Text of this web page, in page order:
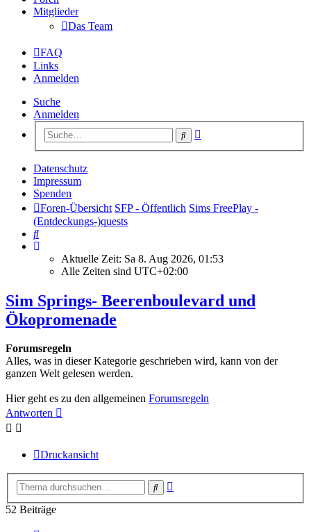
Mitglieder
Das Team
FAQ
Links
Anmelden
Suche
Anmelden
Suche
Datenschutz
Impressum
Spenden
Foren-Übersicht SFP - Öffentlich Sims FreePlay -
(Entdeckungs-)quests
Suche
Aktuelle Zeit: Sa 8. Aug 2026, 01:53
Alle Zeiten sind UTC+02:00
Sim Springs- Beerenboulevard und
Ökopromenade
Forumsregeln
Alles, was in dieser Kategorie geschrieben wird, kann von der
ganzen Welt gelesen werden.
Hier geht es zu den allgemeinen Forumsregeln
Antworten
Druckansicht
Suche
52 Beiträge